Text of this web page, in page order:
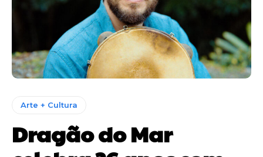
Arte + Cultura
Dragão do Mar